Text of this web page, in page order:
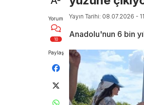
Yorum
10
Paylaş
Yayın Tarihi: 08.07.2026 -
Anadolu'nun 6 bin